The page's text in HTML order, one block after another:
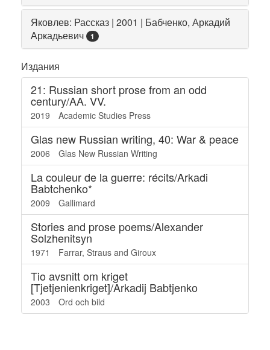
Яковлев: Рассказ | 2001 | Бабченко, Аркадий
Аркадьевич
1
Издания
21: Russian short prose from an odd
century/AA. VV.
2019 Academic Studies Press
Glas new Russian writing, 40: War & peace
2006 Glas New Russian Writing
La couleur de la guerre: récits/Arkadi
Babtchenko*
2009 Gallimard
Stories and prose poems/Alexander
Solzhenitsyn
1971 Farrar, Straus and Giroux
Tio avsnitt om kriget
[Tjetjenienkriget]/Arkadij Babtjenko
2003 Ord och bild